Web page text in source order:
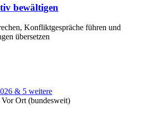
bewältigen
Konfliktgespräche führen und
übersetzen
& 5 weitere
Vor Ort (bundesweit)